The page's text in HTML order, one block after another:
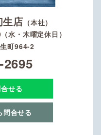
店 （本社）
水・木曜定休日）
町964-2
せる
問合せる